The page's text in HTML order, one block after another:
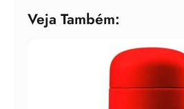
Veja Também: